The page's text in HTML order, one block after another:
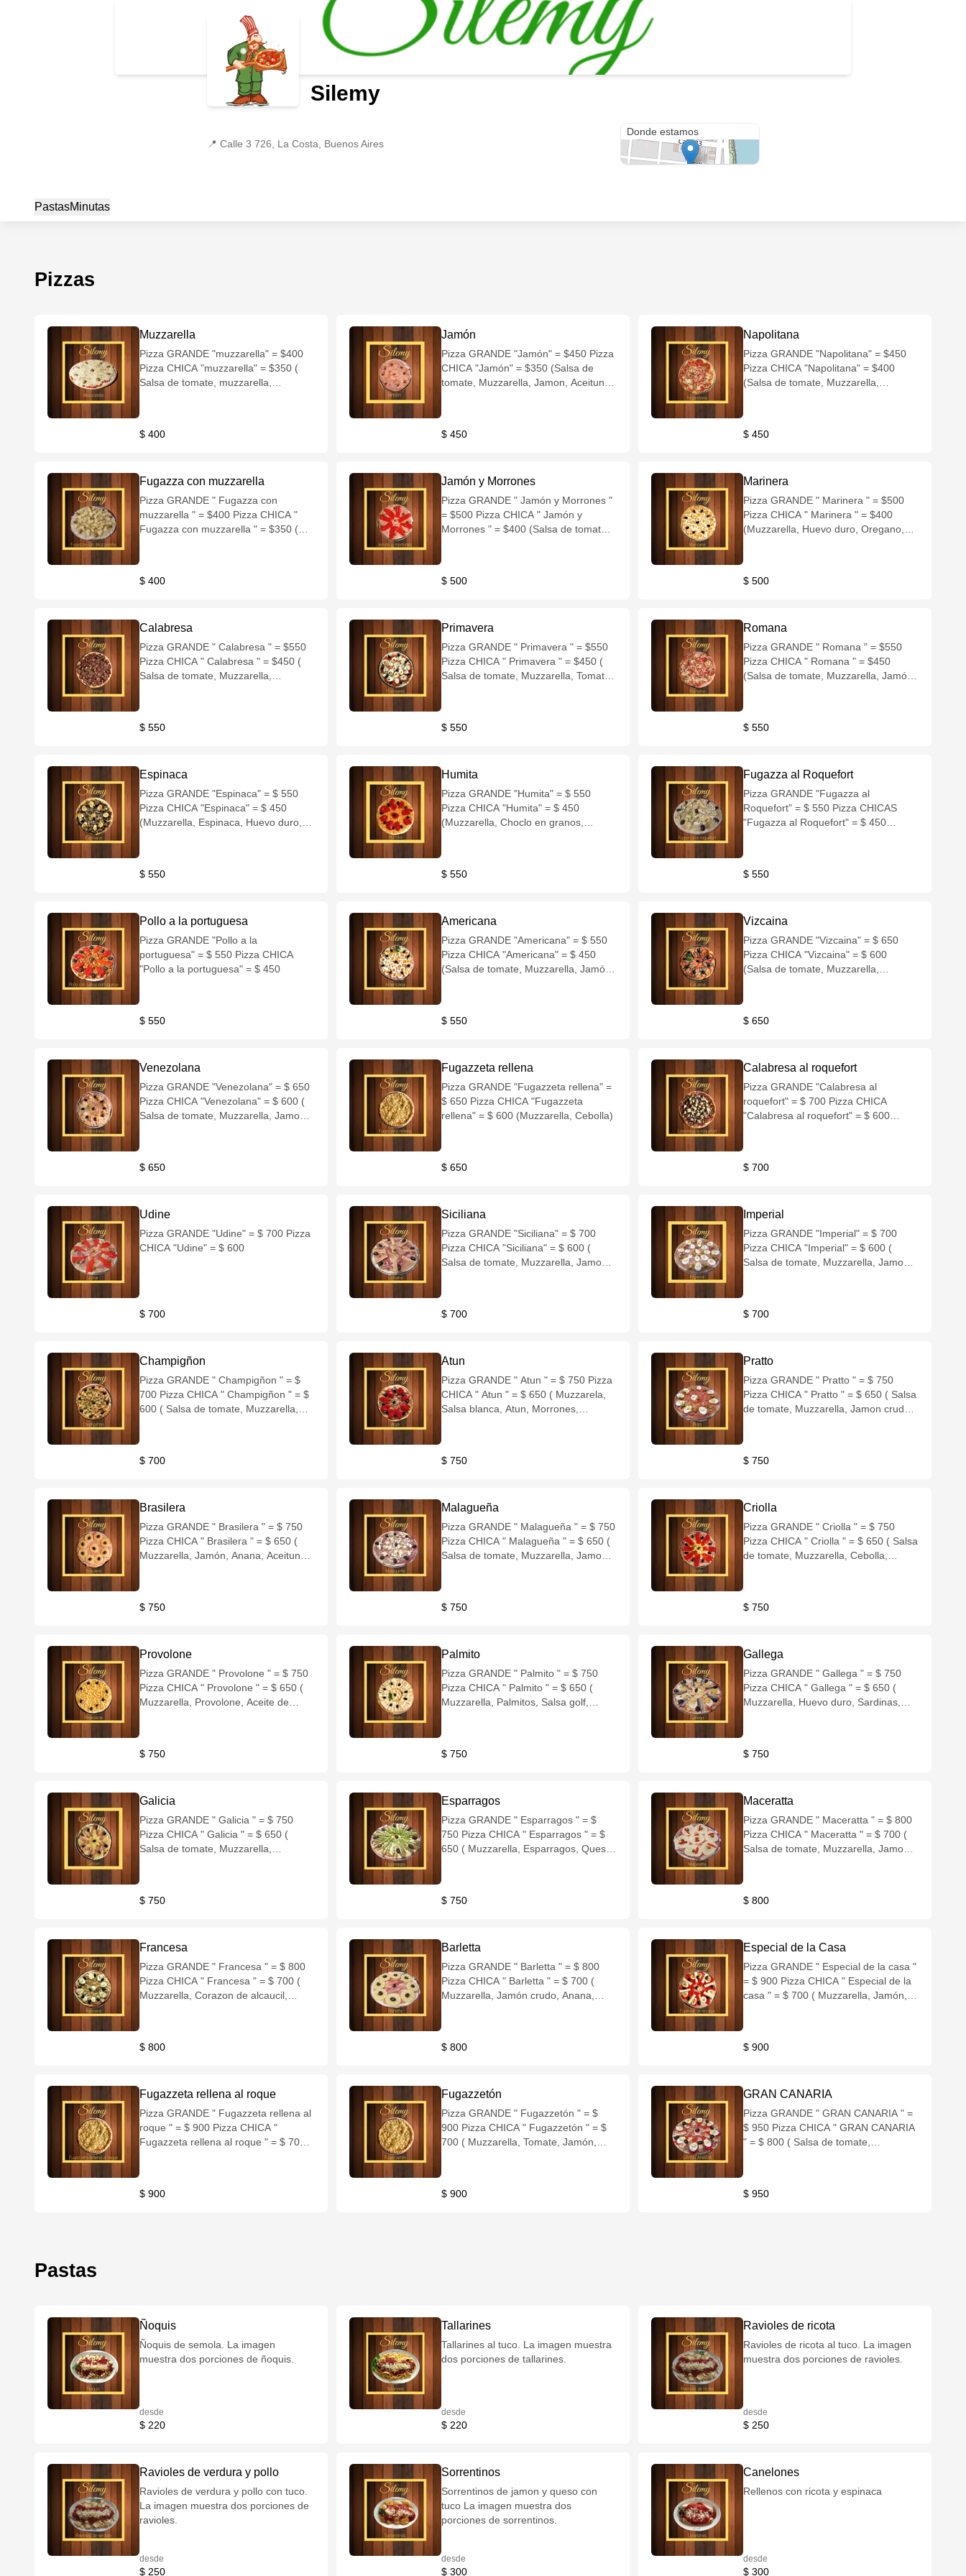
Silemy
📍 Calle 3 726, La Costa, Buenos Aires
Donde estamos
PastasMinutas
Pizzas
Muzzarella
Pizza GRANDE "muzzarella" = $400
Pizza CHICA "muzzarella" = $350 (
Salsa de tomate, muzzarella,
$ 400
Jamón
Pizza GRANDE "Jamón" = $450 Pizza
CHICA "Jamón" = $350 (Salsa de
tomate, Muzzarella, Jamon, Aceitunas
$ 450
Napolitana
Pizza GRANDE "Napolitana" = $450
Pizza CHICA "Napolitana" = $400
(Salsa de tomate, Muzzarella,
$ 450
Fugazza con muzzarella
Pizza GRANDE " Fugazza con
muzzarella " = $400 Pizza CHICA "
Fugazza con muzzarella " = $350 (
$ 400
Jamón y Morrones
Pizza GRANDE " Jamón y Morrones "
= $500 Pizza CHICA " Jamón y
Morrones " = $400 (Salsa de tomate,
$ 500
Marinera
Pizza GRANDE " Marinera " = $500
Pizza CHICA " Marinera " = $400
(Muzzarella, Huevo duro, Oregano,
$ 500
Calabresa
Pizza GRANDE " Calabresa " = $550
Pizza CHICA " Calabresa " = $450 (
Salsa de tomate, Muzzarella,
$ 550
Primavera
Pizza GRANDE " Primavera " = $550
Pizza CHICA " Primavera " = $450 (
Salsa de tomate, Muzzarella, Tomate,
$ 550
Romana
Pizza GRANDE " Romana " = $550
Pizza CHICA " Romana " = $450
(Salsa de tomate, Muzzarella, Jamón,
$ 550
Espinaca
Pizza GRANDE "Espinaca" = $ 550
Pizza CHICA "Espinaca" = $ 450
(Muzzarella, Espinaca, Huevo duro,
$ 550
Humita
Pizza GRANDE "Humita" = $ 550
Pizza CHICA "Humita" = $ 450
(Muzzarella, Choclo en granos,
$ 550
Fugazza al Roquefort
Pizza GRANDE "Fugazza al
Roquefort" = $ 550 Pizza CHICAS
"Fugazza al Roquefort" = $ 450
$ 550
Pollo a la portuguesa
Pizza GRANDE "Pollo a la
portuguesa" = $ 550 Pizza CHICA
"Pollo a la portuguesa" = $ 450
$ 550
Americana
Pizza GRANDE "Americana" = $ 550
Pizza CHICA "Americana" = $ 450
(Salsa de tomate, Muzzarella, Jamón,
$ 550
Vizcaina
Pizza GRANDE "Vizcaina" = $ 650
Pizza CHICA "Vizcaina" = $ 600
(Salsa de tomate, Muzzarella,
$ 650
Venezolana
Pizza GRANDE "Venezolana" = $ 650
Pizza CHICA "Venezolana" = $ 600 (
Salsa de tomate, Muzzarella, Jamon,
$ 650
Fugazzeta rellena
Pizza GRANDE "Fugazzeta rellena" =
$ 650 Pizza CHICA "Fugazzeta
rellena" = $ 600 (Muzzarella, Cebolla)
$ 650
Calabresa al roquefort
Pizza GRANDE "Calabresa al
roquefort" = $ 700 Pizza CHICA
"Calabresa al roquefort" = $ 600
$ 700
Udine
Pizza GRANDE "Udine" = $ 700 Pizza
CHICA "Udine" = $ 600
$ 700
Siciliana
Pizza GRANDE "Siciliana" = $ 700
Pizza CHICA "Siciliana" = $ 600 (
Salsa de tomate, Muzzarella, Jamon
$ 700
Imperial
Pizza GRANDE "Imperial" = $ 700
Pizza CHICA "Imperial" = $ 600 (
Salsa de tomate, Muzzarella, Jamon
$ 700
Champigñon
Pizza GRANDE " Champigñon " = $
700 Pizza CHICA " Champigñon " = $
600 ( Salsa de tomate, Muzzarella,
$ 700
Atun
Pizza GRANDE " Atun " = $ 750 Pizza
CHICA " Atun " = $ 650 ( Muzzarela,
Salsa blanca, Atun, Morrones,
$ 750
Pratto
Pizza GRANDE " Pratto " = $ 750
Pizza CHICA " Pratto " = $ 650 ( Salsa
de tomate, Muzzarella, Jamon crudo,
$ 750
Brasilera
Pizza GRANDE " Brasilera " = $ 750
Pizza CHICA " Brasilera " = $ 650 (
Muzzarella, Jamón, Anana, Aceitunas
$ 750
Malagueña
Pizza GRANDE " Malagueña " = $ 750
Pizza CHICA " Malagueña " = $ 650 (
Salsa de tomate, Muzzarella, Jamon
$ 750
Criolla
Pizza GRANDE " Criolla " = $ 750
Pizza CHICA " Criolla " = $ 650 ( Salsa
de tomate, Muzzarella, Cebolla,
$ 750
Provolone
Pizza GRANDE " Provolone " = $ 750
Pizza CHICA " Provolone " = $ 650 (
Muzzarella, Provolone, Aceite de
$ 750
Palmito
Pizza GRANDE " Palmito " = $ 750
Pizza CHICA " Palmito " = $ 650 (
Muzzarella, Palmitos, Salsa golf,
$ 750
Gallega
Pizza GRANDE " Gallega " = $ 750
Pizza CHICA " Gallega " = $ 650 (
Muzzarella, Huevo duro, Sardinas,
$ 750
Galicia
Pizza GRANDE " Galicia " = $ 750
Pizza CHICA " Galicia " = $ 650 (
Salsa de tomate, Muzzarella,
$ 750
Esparragos
Pizza GRANDE " Esparragos " = $
750 Pizza CHICA " Esparragos " = $
650 ( Muzzarella, Esparragos, Queso
$ 750
Maceratta
Pizza GRANDE " Maceratta " = $ 800
Pizza CHICA " Maceratta " = $ 700 (
Salsa de tomate, Muzzarella, Jamon
$ 800
Francesa
Pizza GRANDE " Francesa " = $ 800
Pizza CHICA " Francesa " = $ 700 (
Muzzarella, Corazon de alcaucil,
$ 800
Barletta
Pizza GRANDE " Barletta " = $ 800
Pizza CHICA " Barletta " = $ 700 (
Muzzarella, Jamón crudo, Anana,
$ 800
Especial de la Casa
Pizza GRANDE " Especial de la casa "
= $ 900 Pizza CHICA " Especial de la
casa " = $ 700 ( Muzzarella, Jamón,
$ 900
Fugazzeta rellena al roque
Pizza GRANDE " Fugazzeta rellena al
roque " = $ 900 Pizza CHICA "
Fugazzeta rellena al roque " = $ 700 (
$ 900
Fugazzetón
Pizza GRANDE " Fugazzetón " = $
900 Pizza CHICA " Fugazzetón " = $
700 ( Muzzarella, Tomate, Jamón,
$ 900
GRAN CANARIA
Pizza GRANDE " GRAN CANARIA " =
$ 950 Pizza CHICA " GRAN CANARIA
" = $ 800 ( Salsa de tomate,
$ 950
Pastas
Ñoquis
Ñoquis de semola. La imagen
muestra dos porciones de ñoquis.
desde
$ 220
Tallarines
Tallarines al tuco. La imagen muestra
dos porciones de tallarines.
desde
$ 220
Ravioles de ricota
Ravioles de ricota al tuco. La imagen
muestra dos porciones de ravioles.
desde
$ 250
Ravioles de verdura y pollo
Ravioles de verdura y pollo con tuco.
La imagen muestra dos porciones de
ravioles.
desde
$ 250
Sorrentinos
Sorrentinos de jamon y queso con
tuco La imagen muestra dos
porciones de sorrentinos.
desde
$ 300
Canelones
Rellenos con ricota y espinaca
desde
$ 300